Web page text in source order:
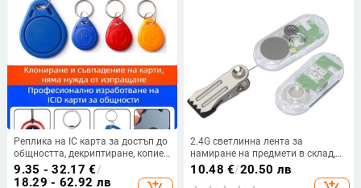
Реплика на IC карта за достъп до
общността, декриптиране, копие
на карта за асансьор, електронна
карта за врата с криптиран ID,
9.35 - 32.17 €/
18.29 - 62.92 лв
2.4G светлинна лента за
намиране на предмети в склад,
активна лента със звук и
светлина
10.48 €/20.50 лв